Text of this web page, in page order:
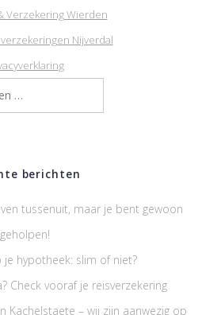
Verzekering Wierden
Nijverdal
berichten
tussenuit, maar je bent gewoon
geholpen!
je hypotheek: slim of niet?
Check vooraf je reisverzekering
Kachelstaete – wij zijn aanwezig op